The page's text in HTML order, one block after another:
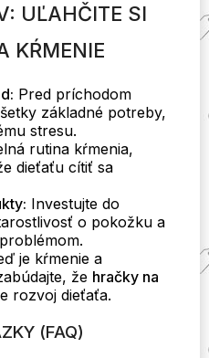
UĽAHČITE SI
KŔMENIE
Pred príchodom
základné potreby,
stresu.
rutina kŕmenia,
dieťaťu cítiť sa
Investujte do
o pokožku a
je kŕmenie a
že hračky na
rozvoj dieťaťa.
(FAQ)